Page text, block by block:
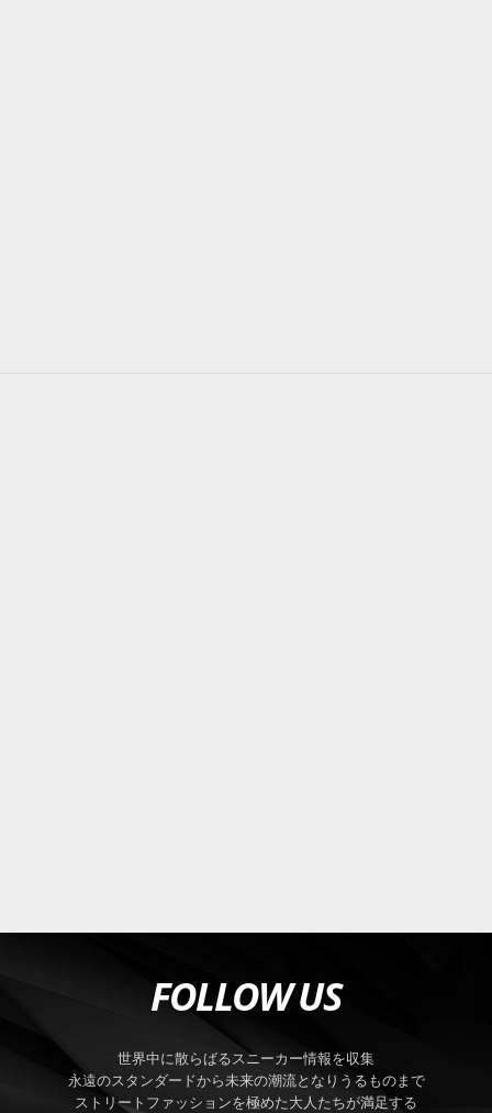
FOLLOW US
世界中に散らばるスニーカー情報を収集
永遠のスタンダードから未来の潮流となりうるものまで
ストリートファッションを極めた大人たちが満足する